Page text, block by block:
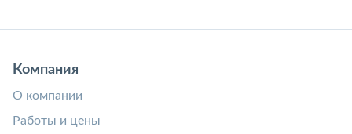
Компания
О компании
Работы и цены